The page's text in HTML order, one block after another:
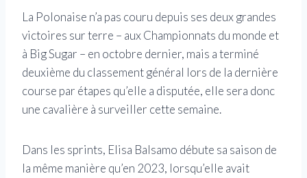
La Polonaise n’a pas couru depuis ses deux grandes
victoires sur terre – aux Championnats du monde et
à Big Sugar – en octobre dernier, mais a terminé
deuxième du classement général lors de la dernière
course par étapes qu’elle a disputée, elle sera donc
une cavalière à surveiller cette semaine.
Dans les sprints, Elisa Balsamo débute sa saison de
la même manière qu’en 2023, lorsqu’elle avait